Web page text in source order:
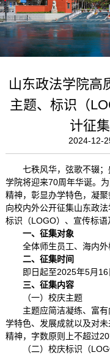
山东政法学院高
主题、标识（
计征
2024-12-
七秩风华，弦歌不辍
学院将迎来70周年华诞。
精神，彰显办学特色，凝
向校内外公开征集山东政
标识（LOGO）、宣传标语
一、征集对象
全体师生员工、海内
二、征集时间
即日起至2025年5月16
三、征集内容
（一）校庆主题
主题应简洁凝练、富
学特色、发展成就以及对
精神，字数原则上不超过20
（二）校庆标识（